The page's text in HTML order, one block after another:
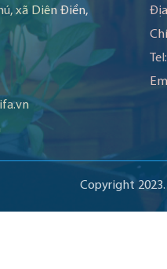
xã Diên Điền,
Copyright 2023.